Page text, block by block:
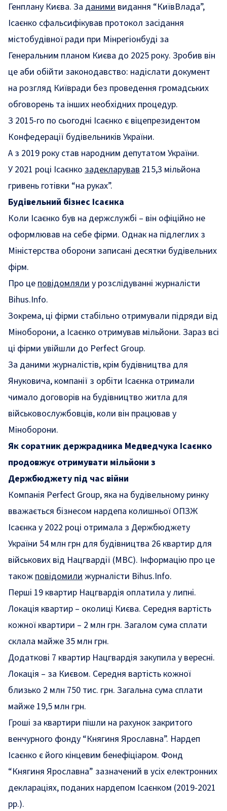
Генплану Києва. За даними видання “КиївВлада”,
Ісаєнко сфальсифікував протокол засідання
містобудівної ради при Мінрегіонбуді за
Генеральним планом Києва до 2025 року. Зробив він
це аби обійти законодавство: надіслати документ
на розгляд Київради без проведення громадських
обговорень та інших необхідних процедур.
З 2015-го по сьогодні Ісаєнко є віцепрезидентом
Конфедерації будівельників України.
А з 2019 року став народним депутатом України.
У 2021 році Ісаєнко задекларував 215,3 мільйона
гривень готівки “на руках”.
Будівельний бізнес Ісаєнка
Коли Ісаєнко був на держслужбі – він офіційно не
оформлював на себе фірми. Однак на підлеглих з
Міністерства оборони записані десятки будівельних
фірм.
Про цеповідомлялиу розслідуванні журналісти
Bihus.Info.
Зокрема, ці фірми стабільно отримували підряди від
Міноборони, а Ісаєнко отримував мільйони. Зараз всі
ці фірми увійшли до Perfect Group.
За даними журналістів, крім будівництва для
Януковича, компанії з орбіти Ісаєнка отримали
чимало договорів на будівництво житла для
військовослужбовців, коли він працював у
Міноборони.
Як соратник держрадника Медведчука Ісаєнко
продовжує отримувати мільйони з
Держбюджету під час війни
Компанія Perfect Group, яка на будівельному ринку
вважається бізнесом нардепа колишньої ОПЗЖ
Ісаєнка у 2022 році отримала з Держбюджету
України 54 млн грн для будівництва 26 квартир для
військових від Нацгвардії (МВС). Інформацію про це
такожповідомили журналісти Bihus.Info.
Перші 19 квартир Нацгвардія оплатила у липні.
Локація квартир – околиці Києва. Середня вартість
кожної квартири – 2 млн грн. Загалом сума сплати
склала майже 35 млн грн.
Додаткові 7 квартир Нацгвардія закупила у вересні.
Локація – за Києвом. Середня вартість кожної
близько 2 млн 750 тис. грн. Загальна сума сплати
майже 19,5 млн грн.
Гроші за квартири пішли на рахунок закритого
венчурного фонду “Княгиня Ярославна”. Нардеп
Ісаєнко є його кінцевим бенефіціаром. Фонд
“Княгиня Ярославна” зазначений в усіх електронних
деклараціях, поданих нардепом Ісаєнком (2019-2021
рр.).